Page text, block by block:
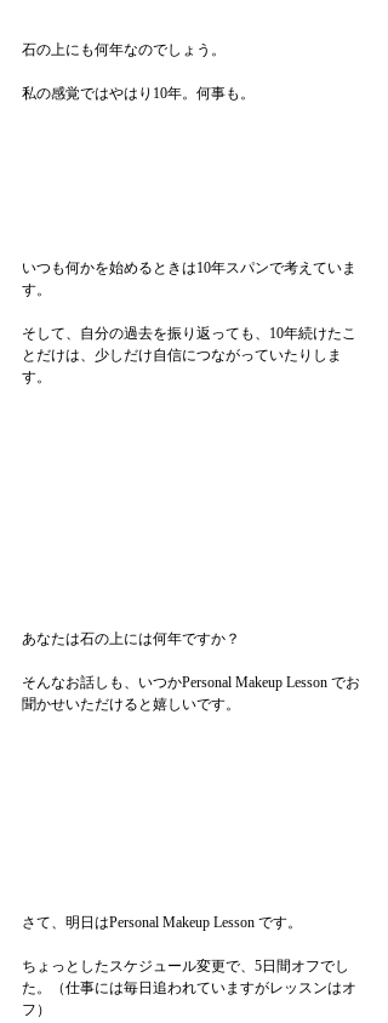
石の上にも何年なのでしょう。
私の感覚ではやはり10年。何事も。
いつも何かを始めるときは10年スパンで考えていま
す。
そして、自分の過去を振り返っても、10年続けたこ
とだけは、少しだけ自信につながっていたりしま
す。
あなたは石の上には何年ですか？
そんなお話しも、いつかPersonal Makeup Lesson でお
聞かせいただけると嬉しいです。
さて、明日はPersonal Makeup Lesson です。
ちょっとしたスケジュール変更で、5日間オフでし
た。（仕事には毎日追われていますがレッスンはオ
フ）